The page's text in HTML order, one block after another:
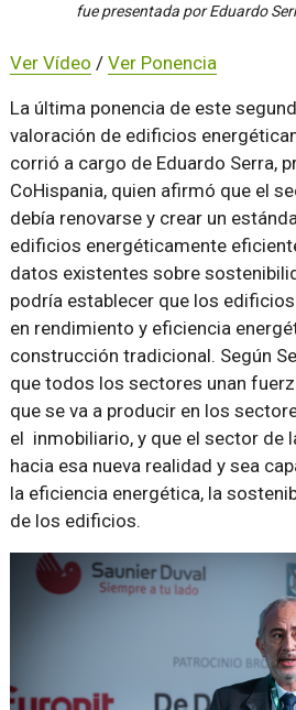
fue presentada por Eduardo
Ver Vídeo / Ver Ponencia
La última ponencia de este
valoración de edificios
corrió a cargo de Eduardo Serra,
CoHispania, quien afirmó que el
debía renovarse y crear un
edificios energéticamente
datos existentes sobre
podría establecer que los
en rendimiento y eficiencia
construcción tradicional. Según
que todos los sectores unan
que se va a producir en los
el inmobiliario, y que el sector de
hacia esa nueva realidad y sea
la eficiencia energética, la
de los edificios.